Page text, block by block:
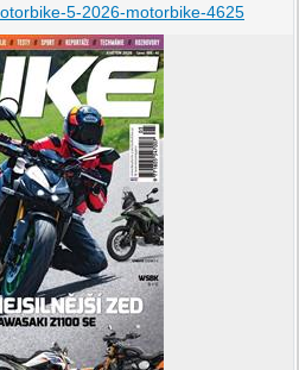
5-2026-motorbike-4625